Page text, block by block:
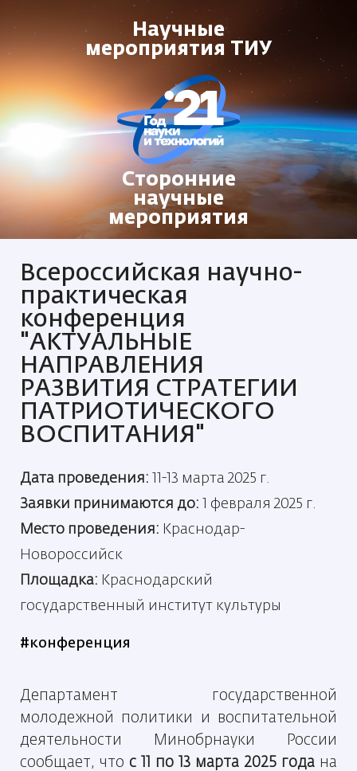
Научные
мероприятия ТИУ
Сторонние
научные
мероприятия
Всероссийская научно-
практическая
конференция
"АКТУАЛЬНЫЕ
НАПРАВЛЕНИЯ
РАЗВИТИЯ СТРАТЕГИИ
ПАТРИОТИЧЕСКОГО
ВОСПИТАНИЯ"
Дата проведения: 11-13 марта 2025 г.
Заявки принимаются до: 1 февраля 2025 г.
Место проведения: Краснодар-
Новороссийск
Площадка: Краснодарский
государственный институт культуры
#конференция
Департамент государственной
молодежной политики и воспитательной
деятельности Минобрнауки России
сообщает, что с 11 по 13 марта 2025 года на